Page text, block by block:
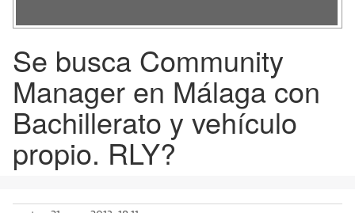
Se busca Community
Manager en Málaga con
Bachillerato y vehículo
propio. RLY?